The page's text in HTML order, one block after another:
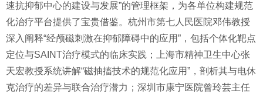
速抗抑郁中心的建设与发展”的管理框架，为各单位构建规范
化治疗平台提供了宝贵借鉴。杭州市第七人民医院邓伟教授
深入阐释“经颅磁刺激在抑郁障碍中的应用”，包括个体化靶点
定位与SAINT治疗模式的临床实践；上海市精神卫生中心张
天宏教授系统讲解“磁抽搐技术的规范化应用”，剖析其与电休
克治疗的差异与联合治疗潜力；深圳市康宁医院曾玲芸主任